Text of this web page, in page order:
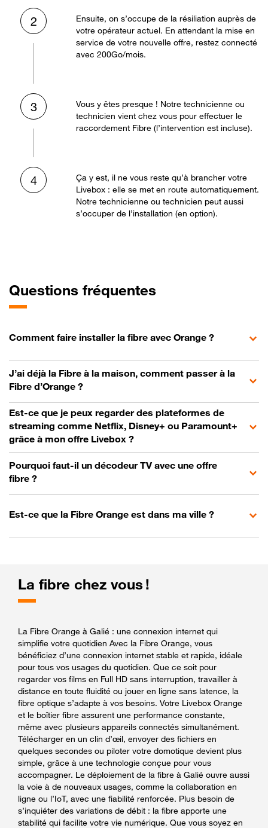
2
Ensuite, on s’occupe de la résiliation auprès de
votre opérateur actuel. En attendant la mise en
service de votre nouvelle offre, restez connecté
avec 200Go/mois.
3
Vous y êtes presque ! Notre technicienne ou
technicien vient chez vous pour effectuer le
raccordement Fibre (l’intervention est incluse).
4
Ça y est, il ne vous reste qu’à brancher votre
Livebox : elle se met en route automatiquement.
Notre technicienne ou technicien peut aussi
s’occuper de l’installation (en option).
Questions fréquentes
Comment faire installer la fibre avec Orange ?
J’ai déjà la Fibre à la maison, comment passer à la
Fibre d’Orange ?
Est-ce que je peux regarder des plateformes de
streaming comme Netflix, Disney+ ou Paramount+
grâce à mon offre Livebox ?
Pourquoi faut-il un décodeur TV avec une offre
fibre ?
Est-ce que la Fibre Orange est dans ma ville ?
La fibre chez vous !
La Fibre Orange à Galié : une connexion internet qui
simplifie votre quotidien Avec la Fibre Orange, vous
bénéficiez d’une connexion internet stable et rapide, idéale
pour tous vos usages du quotidien. Que ce soit pour
regarder vos films en Full HD sans interruption, travailler à
distance en toute fluidité ou jouer en ligne sans latence, la
fibre optique s’adapte à vos besoins. Votre Livebox Orange
et le boîtier fibre assurent une performance constante,
même avec plusieurs appareils connectés simultanément.
Télécharger en un clin d’œil, envoyer des fichiers en
quelques secondes ou piloter votre domotique devient plus
simple, grâce à une technologie conçue pour vous
accompagner. Le déploiement de la fibre à Galié ouvre aussi
la voie à de nouveaux usages, comme la collaboration en
ligne ou l’IoT, avec une fiabilité renforcée. Plus besoin de
s’inquiéter des variations de débit : la fibre apporte une
stabilité qui facilite votre vie numérique. Que vous soyez en